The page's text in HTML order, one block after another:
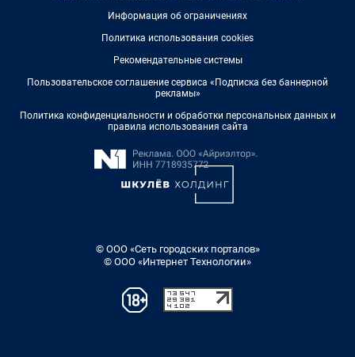
Информация об ограничениях
Политика использования cookies
Рекомендательные системы
Пользовательское соглашение сервиса «Подписка без баннерной
рекламы»
Политика конфиденциальности и обработки персональных данных и
правила использования сайта
© ООО «Сеть городских порталов»
© ООО «Интернет Технологии»